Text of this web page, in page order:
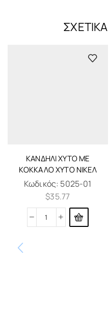
ΚΑΝΔΉΛΙ ΧΥΤΌ ΜΕ
ΚΌΚΚΑΛΟ ΧΥΤΌ ΝΊΚΕΛ
Κωδικός: 5025-01
$35.77